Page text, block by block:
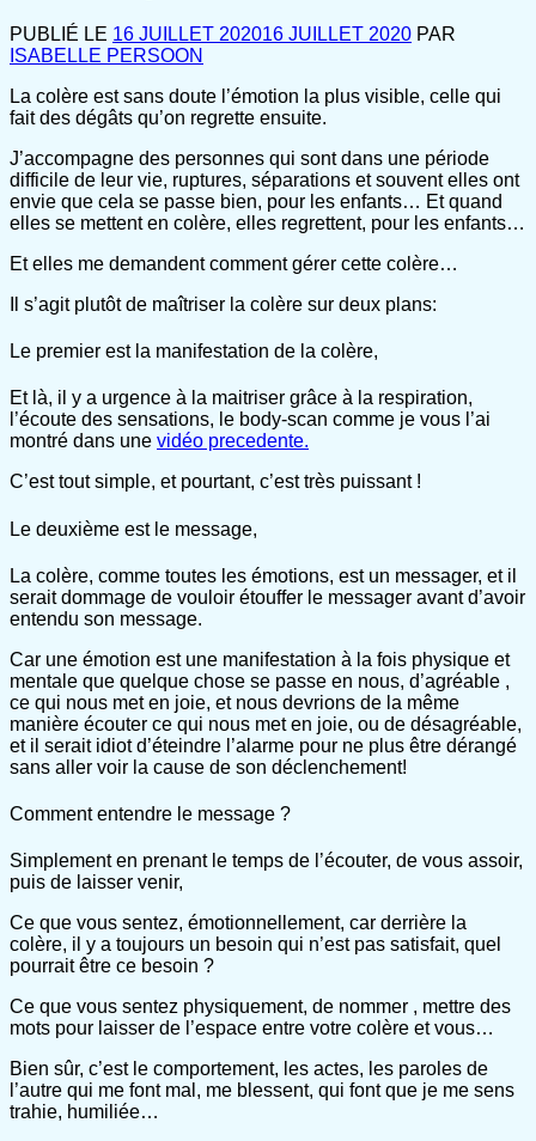
PUBLIÉ LE 16 JUILLET 202016 JUILLET 2020 PAR
ISABELLE PERSOON
La colère est sans doute l’émotion la plus visible, celle qui
fait des dégâts qu’on regrette ensuite.
J’accompagne des personnes qui sont dans une période
difficile de leur vie, ruptures, séparations et souvent elles ont
envie que cela se passe bien, pour les enfants… Et quand
elles se mettent en colère, elles regrettent, pour les enfants…
Et elles me demandent comment gérer cette colère…
Il s’agit plutôt de maîtriser la colère sur deux plans:
Le premier est la manifestation de la colère,
Et là, il y a urgence à la maitriser grâce à la respiration,
l’écoute des sensations, le body-scan comme je vous l’ai
montré dans une vidéo precedente.
C’est tout simple, et pourtant, c’est très puissant !
Le deuxième est le message,
La colère, comme toutes les émotions, est un messager, et il
serait dommage de vouloir étouffer le messager avant d’avoir
entendu son message.
Car une émotion est une manifestation à la fois physique et
mentale que quelque chose se passe en nous, d’agréable ,
ce qui nous met en joie, et nous devrions de la même
manière écouter ce qui nous met en joie, ou de désagréable,
et il serait idiot d’éteindre l’alarme pour ne plus être dérangé
sans aller voir la cause de son déclenchement!
Comment entendre le message ?
Simplement en prenant le temps de l’écouter, de vous assoir,
puis de laisser venir,
Ce que vous sentez, émotionnellement, car derrière la
colère, il y a toujours un besoin qui n’est pas satisfait, quel
pourrait être ce besoin ?
Ce que vous sentez physiquement, de nommer , mettre des
mots pour laisser de l’espace entre votre colère et vous…
Bien sûr, c’est le comportement, les actes, les paroles de
l’autre qui me font mal, me blessent, qui font que je me sens
trahie, humiliée…